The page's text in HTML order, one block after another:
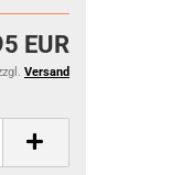
EUR
Versand